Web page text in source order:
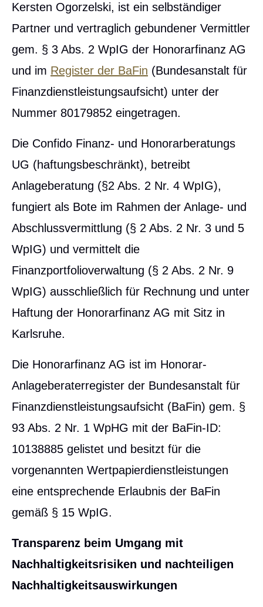
Kersten Ogorzelski, ist ein selbständiger
Partner und vertraglich gebundener Vermittler
gem. § 3 Abs. 2 WpIG der Honorarfinanz AG
und im Register der BaFin (Bundesanstalt für
Finanzdienstleistungsaufsicht) unter der
Nummer 80179852 eingetragen.
Die Confido Finanz- und Honorarberatungs
UG (haftungsbeschränkt), betreibt
Anlageberatung (§2 Abs. 2 Nr. 4 WpIG),
fungiert als Bote im Rahmen der Anlage- und
Abschlussvermittlung (§ 2 Abs. 2 Nr. 3 und 5
WpIG) und vermittelt die
Finanzportfolioverwaltung (§ 2 Abs. 2 Nr. 9
WpIG) ausschließlich für Rechnung und unter
Haftung der Honorarfinanz AG mit Sitz in
Karlsruhe.
Die Honorarfinanz AG ist im Honorar-
Anlageberaterregister der Bundesanstalt für
Finanzdienstleistungsaufsicht (BaFin) gem. §
93 Abs. 2 Nr. 1 WpHG mit der BaFin-ID:
10138885 gelistet und besitzt für die
vorgenannten Wertpapierdienstleistungen
eine entsprechende Erlaubnis der BaFin
gemäß § 15 WpIG.
Transparenz beim Umgang mit
Nachhaltigkeitsrisiken und nachteiligen
Nachhaltigkeitsauswirkungen